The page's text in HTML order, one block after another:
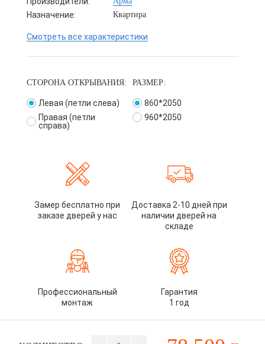
Назначение: Квартира
Смотреть все характеристики
СТОРОНА ОТКРЫВАНИЯ:
Левая (петли слева)
Правая (петли
справа)
РАЗМЕР:
860*2050
960*2050
Замер бесплатно при
заказе дверей у нас
Доставка 2-10 дней при
наличии дверей на
складе
Профессиональный
монтаж
Гарантия
1 год